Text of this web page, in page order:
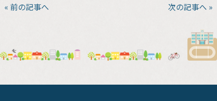
« 前の記事へ 次の記事へ »